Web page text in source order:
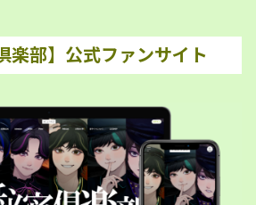
楽部】公式ファンサイト